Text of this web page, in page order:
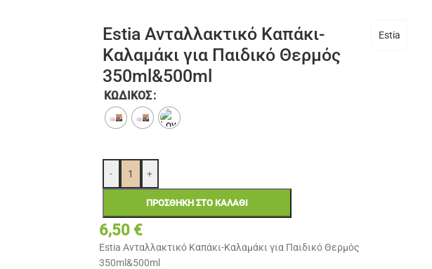
Estia Ανταλλακτικό Καπάκι-
Καλαμάκι για Παιδικό Θερμός
350ml&500ml
Estia
ΚΩΔΙΚΌΣ
- +
ΠΡΟΣΘΉΚΗ ΣΤΟ ΚΑΛΆΘΙ
6,50 €
Estia Ανταλλακτικό Καπάκι-Καλαμάκι για Παιδικό Θερμός
350ml&500ml